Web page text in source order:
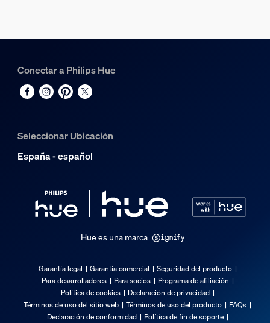
Conectar a Philips Hue
Seleccionar Ubicación
España - español
Hue es una marca
Garantía legal Garantía comercial
Seguridad del producto
Para desarrolladores
Para socios
Programa de afiliación
Política de cookies
Declaración de privacidad
Términos de uso del sitio web
Términos de uso del producto
FAQs
Declaración de conformidad
Política de fin de soporte